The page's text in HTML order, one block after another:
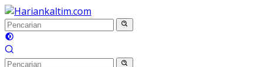
Langsung
ke
konten